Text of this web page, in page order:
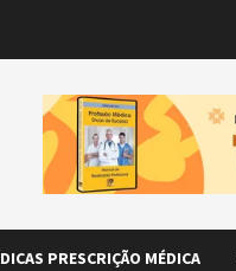
DICAS PRESCRIÇÃO MÉDICA